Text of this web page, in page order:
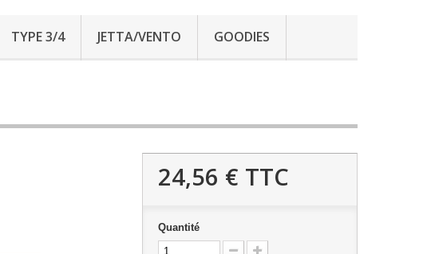
TYPE 3/4 JETTA/VENTO GOODIES
24,56 € TTC
Quantité